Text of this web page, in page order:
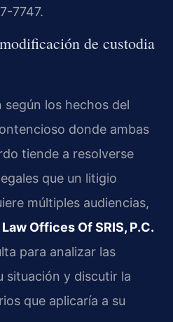
7747.
de custodia
los hechos del
donde ambas
tiende a resolverse
que un litigio
múltiples audiencias,
Law Offices Of SRIS, P.C.
para analizar las
situación y discutir la
que aplicaría a su